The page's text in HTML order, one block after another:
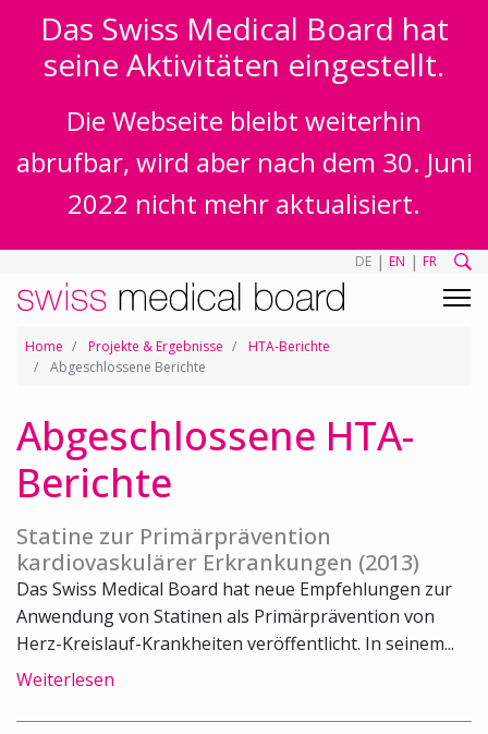
Das Swiss Medical Board hat
seine Aktivitäten eingestellt.
Die Webseite bleibt weiterhin
abrufbar, wird aber nach dem 30. Juni
2022 nicht mehr aktualisiert.
DE | EN | FR
Home Projekte & Ergebnisse
HTA-Berichte
Abgeschlossene Berichte
Abgeschlossene HTA-
Berichte
Statine zur Primärprävention
kardiovaskulärer Erkrankungen (2013)
Das Swiss Medical Board hat neue Empfehlungen zur
Anwendung von Statinen als Primärprävention von
Herz-Kreislauf-Krankheiten veröffentlicht. In seinem...
Weiterlesen